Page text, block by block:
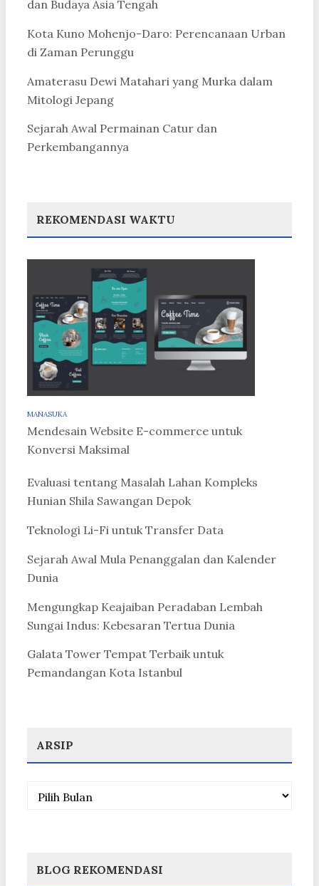
dan Budaya Asia Tengah
Kota Kuno Mohenjo-Daro: Perencanaan Urban
di Zaman Perunggu
Amaterasu Dewi Matahari yang Murka dalam
Mitologi Jepang
Sejarah Awal Permainan Catur dan
Perkembangannya
REKOMENDASI WAKTU
MANASUKA
Mendesain Website E-commerce untuk
Konversi Maksimal
Evaluasi tentang Masalah Lahan Kompleks
Hunian Shila Sawangan Depok
Teknologi Li-Fi untuk Transfer Data
Sejarah Awal Mula Penanggalan dan Kalender
Dunia
Mengungkap Keajaiban Peradaban Lembah
Sungai Indus: Kebesaran Tertua Dunia
Galata Tower Tempat Terbaik untuk
Pemandangan Kota Istanbul
ARSIP
Arsip
BLOG REKOMENDASI